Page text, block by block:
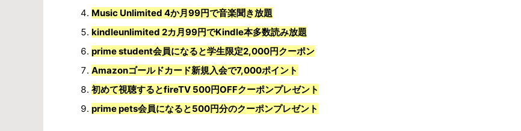
Music Unlimited 4か月99円で音楽聞き放題
kindleunlimited 2カ月99円でKindle本多数読み放題
prime student会員になると学生限定2,000円クーポン
Amazonゴールドカード新規入会で7,000ポイント
初めて視聴するとfireTV 500円OFFクーポンプレゼント
prime pets会員になると500円分のクーポンプレゼント